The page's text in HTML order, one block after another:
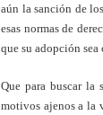
aún la sanción de
esas normas de
que su adopción
Que para buscar la
motivos ajenos a la